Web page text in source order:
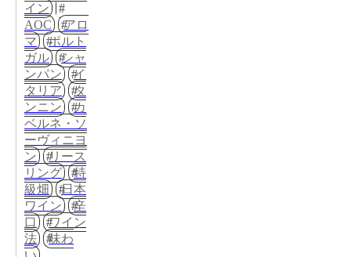
イン
AOC
アロ
マ
ポルト
ガル
シャ
ンパン
イ
タリア
タ
ンニン
カ
ベルネ・ソ
ーヴィニヨ
ン
リース
リング
特
級畑
日本
ワイン
辛
口
ワイン
法
味わ